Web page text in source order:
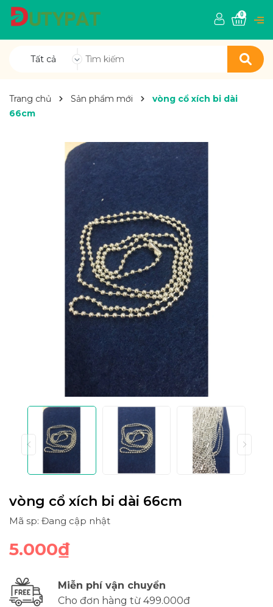
Tất cả
0
Trang chủ Sản phẩm mới
vòng cổ xích bi dài
66cm
vòng cổ xích bi dài 66cm
Mã sp: Đang cập nhật
5.000₫
Miễn phí vận chuyển
Cho đơn hàng từ 499.000đ